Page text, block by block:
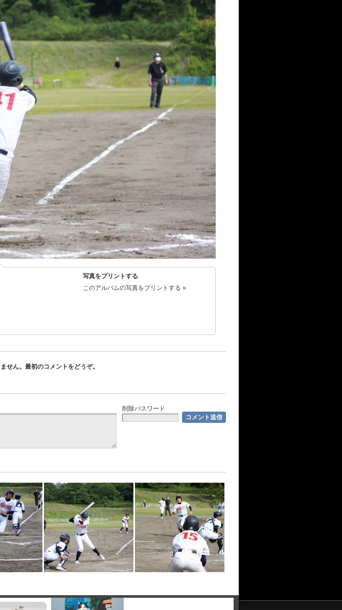
写真をプリントする
このアルバムの写真をプリントする »
せん。最初のコメントをどうぞ。
削除パスワード